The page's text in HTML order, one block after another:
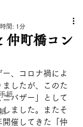
紙
仲町橋コン
間: 1分
、コロナ禍によ
ましたが、このた
バザー」として
ました。またそ
開催してきた「仲